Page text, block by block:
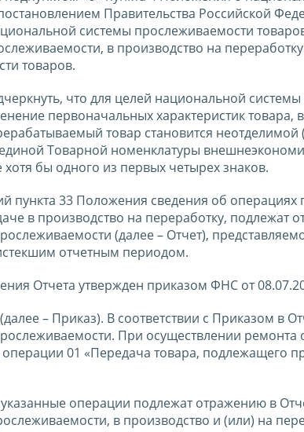
Правительства Российской
системы прослеживаемости
в производство на
товаров.
что для целей национальной
первоначальных характеристик
товар становится
Товарной номенклатуры
бы одного из первых четырех знаков.
пункта 33 Положения сведения об
в производство на переработку, подлежат
(далее – Отчет),
отчетным периодом.
Отчета утвержден приказом ФНС от
– Приказ). В соответствии с Приказом в
При осуществлении
операции 01 «Передача товара, подлежащего
операции подлежат отражению в
в производство и (или) на